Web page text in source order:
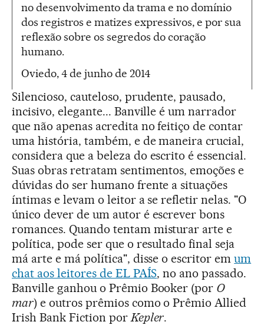
no desenvolvimento da trama e no domínio
dos registros e matizes expressivos, e por sua
reflexão sobre os segredos do coração
humano.
Oviedo, 4 de junho de 2014
Silencioso, cauteloso, prudente, pausado,
incisivo, elegante... Banville é um narrador
que não apenas acredita no feitiço de contar
uma história, também, e de maneira crucial,
considera que a beleza do escrito é essencial.
Suas obras retratam sentimentos, emoções e
dúvidas do ser humano frente a situações
íntimas e levam o leitor a se refletir nelas. "O
único dever de um autor é escrever bons
romances. Quando tentam misturar arte e
política, pode ser que o resultado final seja
má arte e má política", disse o escritor emum
chat aos leitores de EL PAÍS, no ano passado.
Banville ganhou o Prêmio Booker (por O
mar) e outros prêmios como o Prêmio Allied
Irish Bank Fiction porKepler.